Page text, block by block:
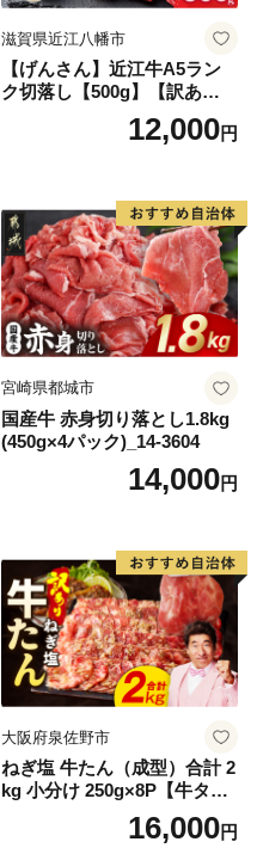
滋賀県近江八幡市
【げんさん】近江牛A5ラン
ク切落し【500g】【訳あり】
12,000円
宮崎県都城市
国産牛 赤身切り落とし1.8kg
(450g×4パック)_14-3604
14,000円
大阪府泉佐野市
ねぎ塩 牛たん（成型）合計 2
kg 小分け 250g×8P【牛タン
牛肉 焼肉用 薄切り 訳あり サ
16,000円